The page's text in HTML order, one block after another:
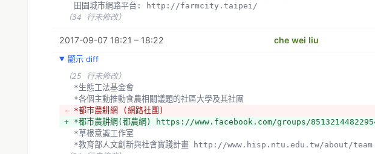
  田園城市網路平台: http://farmcity.taipei/
（34 行未修改）
2017-09-07 18:21 – 18:22 che wei liu
顯示 diff
（25 行未修改）
  *生態工法基金會
  *各個主動推動食農相關議題的社區大學及其社團
- *都市農耕網 (網路社團)
+ *都市農耕網(都農網) https://www.facebook.com/groups/
  *草根意識工作室
  *教育部人文創新與社會實踐計畫 http://www.hisp.ntu.edu.tw/about/team